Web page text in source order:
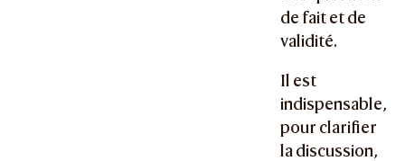
de fait et de
validité.
Il est
indispensable,
pour clarifier
la discussion,